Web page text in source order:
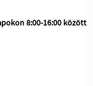
8:00-16:00 között